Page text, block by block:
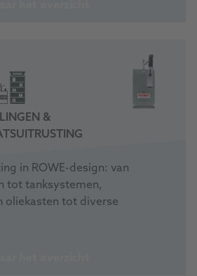
&
in ROWE-design: van
tot tanksystemen,
oliekasten tot diverse